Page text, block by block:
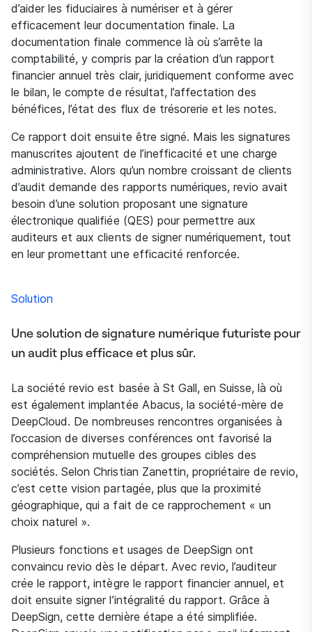
d’aider les fiduciaires à numériser et à gérer
efficacement leur documentation finale. La
documentation finale commence là où s’arrête la
comptabilité, y compris par la création d’un rapport
financier annuel très clair, juridiquement conforme avec
le bilan, le compte de résultat, l’affectation des
bénéfices, l’état des flux de trésorerie et les notes.
Ce rapport doit ensuite être signé. Mais les signatures
manuscrites ajoutent de l’inefficacité et une charge
administrative. Alors qu’un nombre croissant de clients
d’audit demande des rapports numériques, revio avait
besoin d’une solution proposant une signature
électronique qualifiée (QES) pour permettre aux
auditeurs et aux clients de signer numériquement, tout
en leur promettant une efficacité renforcée.
Solution
Une solution de signature numérique futuriste pour
un audit plus efficace et plus sûr.
La société revio est basée à St Gall, en Suisse, là où
est également implantée Abacus, la société-mère de
DeepCloud. De nombreuses rencontres organisées à
l’occasion de diverses conférences ont favorisé la
compréhension mutuelle des groupes cibles des
sociétés. Selon Christian Zanettin, propriétaire de revio,
c’est cette vision partagée, plus que la proximité
géographique, qui a fait de ce rapprochement « un
choix naturel ».
Plusieurs fonctions et usages de DeepSign ont
convaincu revio dès le départ. Avec revio, l’auditeur
crée le rapport, intègre le rapport financier annuel, et
doit ensuite signer l’intégralité du rapport. Grâce à
DeepSign, cette dernière étape a été simplifiée.